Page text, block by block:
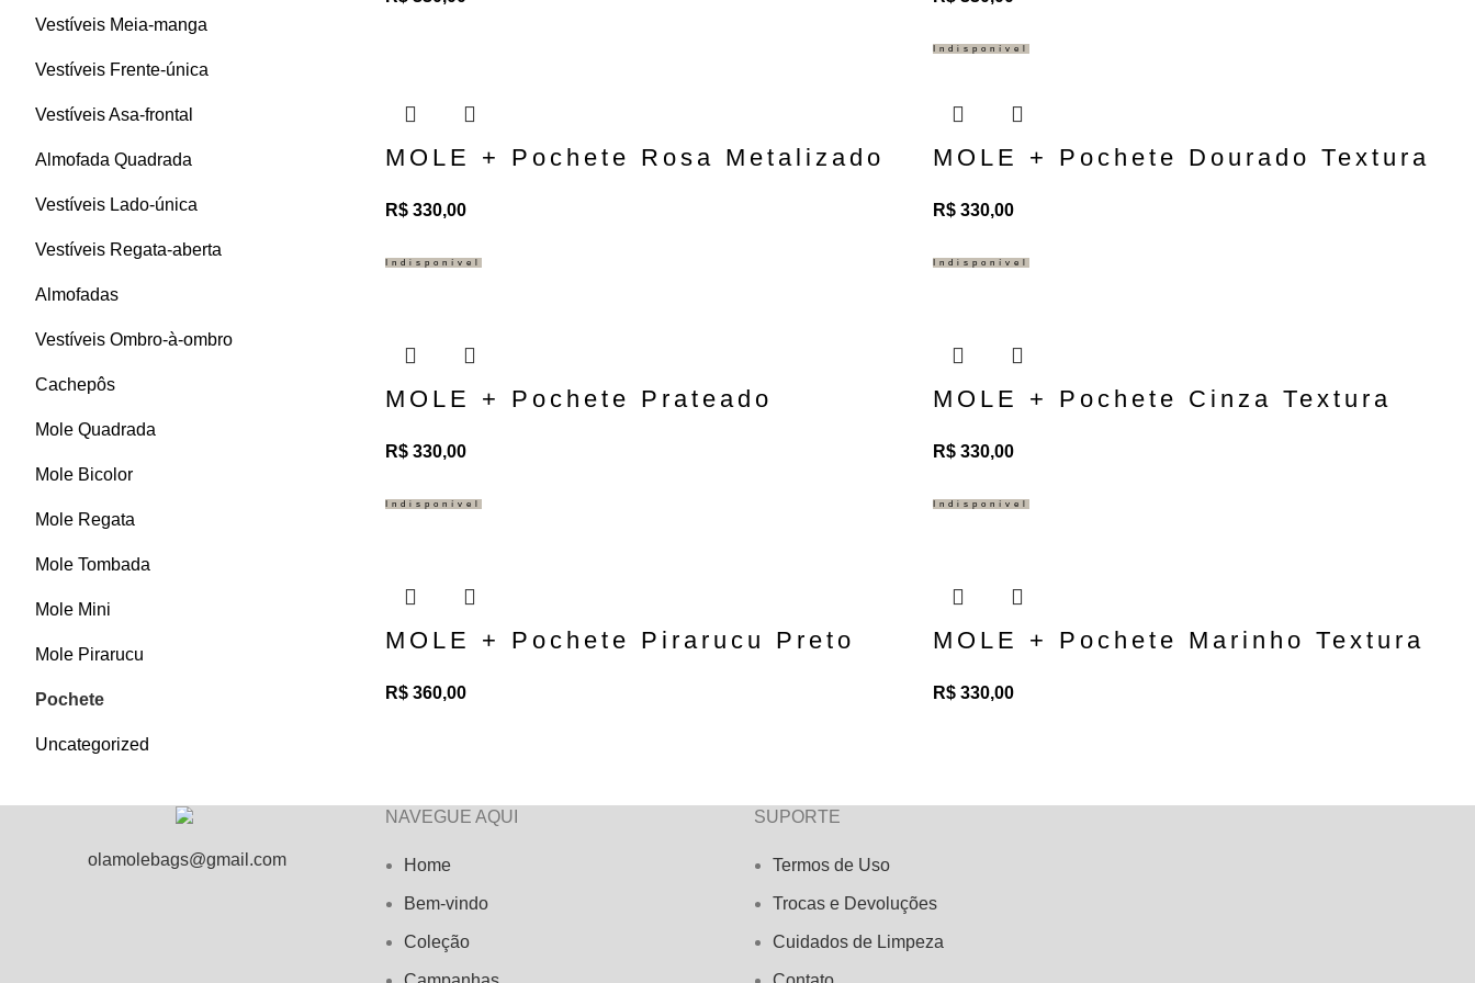
Vestíveis Meia-manga
Vestíveis Frente-única
Vestíveis Asa-frontal
Almofada Quadrada
Vestíveis Lado-única
Vestíveis Regata-aberta
Almofadas
Vestíveis Ombro-à-ombro
Cachepôs
Mole Quadrada
Mole Bicolor
Mole Regata
Mole Tombada
Mole Mini
Mole Pirarucu
Pochete
Uncategorized
MOLE + Pochete Rosa Metalizado
R$ 330,00
Indisponível
MOLE + Pochete Dourado Textura
R$ 330,00
Indisponível
MOLE + Pochete Prateado
R$ 330,00
Indisponível
MOLE + Pochete Cinza Textura
R$ 330,00
Indisponível
MOLE + Pochete Pirarucu Preto
R$ 360,00
Indisponível
MOLE + Pochete Marinho Textura
R$ 330,00
olamolebags@gmail.com
NAVEGUE AQUI
Home
Bem-vindo
Coleção
SUPORTE
Termos de Uso
Trocas e Devoluções
Cuidados de Limpeza